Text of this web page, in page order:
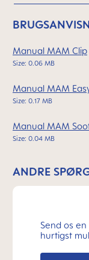
Manual MAM Clip
Size: 0.06 MB
Manual MAM
Size: 0.17 MB
Manual MAM
Size: 0.04 MB
ANDRE
Send os
hurtigst